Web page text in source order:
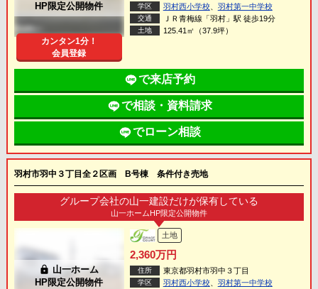
HP限定公開物件
カンタン1分！
会員登録
学区 羽村西小学校、 羽村第一中学校
交通 ＪＲ青梅線「羽村」駅 徒歩19分
土地 125.41㎡（37.9坪）
で来店予約
で相談・資料請求
でローン相談
羽村市羽中３丁目全２区画 B号棟 条件付き売地
グループ会社の山一建設だけが保有している
山一ホームHP限定公開物件
lock 山一ホーム
HP限定公開物件
土地
2,360万円
住所 東京都羽村市羽中３丁目
学区 羽村西小学校、 羽村第一中学校